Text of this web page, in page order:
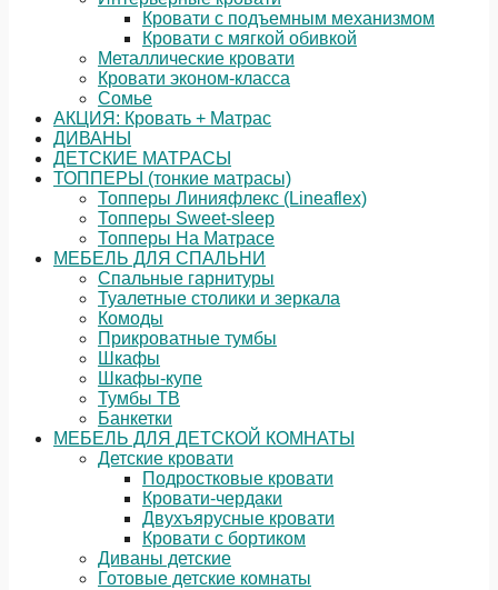
Кровати с подъемным механизмом
Кровати с мягкой обивкой
Металлические кровати
Кровати эконом-класса
Сомье
АКЦИЯ: Кровать + Матрас
ДИВАНЫ
ДЕТСКИЕ МАТРАСЫ
ТОППЕРЫ (тонкие матрасы)
Топперы Линияфлекс (Lineaflex)
Топперы Sweet-sleep
Топперы На Матрасе
МЕБЕЛЬ ДЛЯ СПАЛЬНИ
Спальные гарнитуры
Туалетные столики и зеркала
Комоды
Прикроватные тумбы
Шкафы
Шкафы-купе
Тумбы ТВ
Банкетки
МЕБЕЛЬ ДЛЯ ДЕТСКОЙ КОМНАТЫ
Детские кровати
Подростковые кровати
Кровати-чердаки
Двухъярусные кровати
Кровати с бортиком
Диваны детские
Готовые детские комнаты